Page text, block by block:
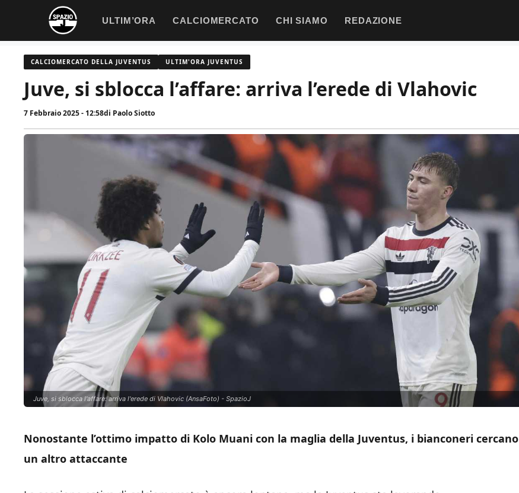
contenuto
ULTIM’ORA CALCIOMERCATO CHI SIAMO REDAZIONE
CALCIOMERCATO DELLA JUVENTUS ULTIM'ORA JUVENTUS
Juve, si sblocca l’affare: arriva l’erede di Vlahovic
7 Febbraio 2025 - 12:58di Paolo Siotto
Juve, si sblocca l'affare: arriva l'erede di Vlahovic (AnsaFoto) - SpazioJ
Nonostante l’ottimo impatto di Kolo Muani con la maglia della Juventus, i bianconeri cercano
un altro attaccante